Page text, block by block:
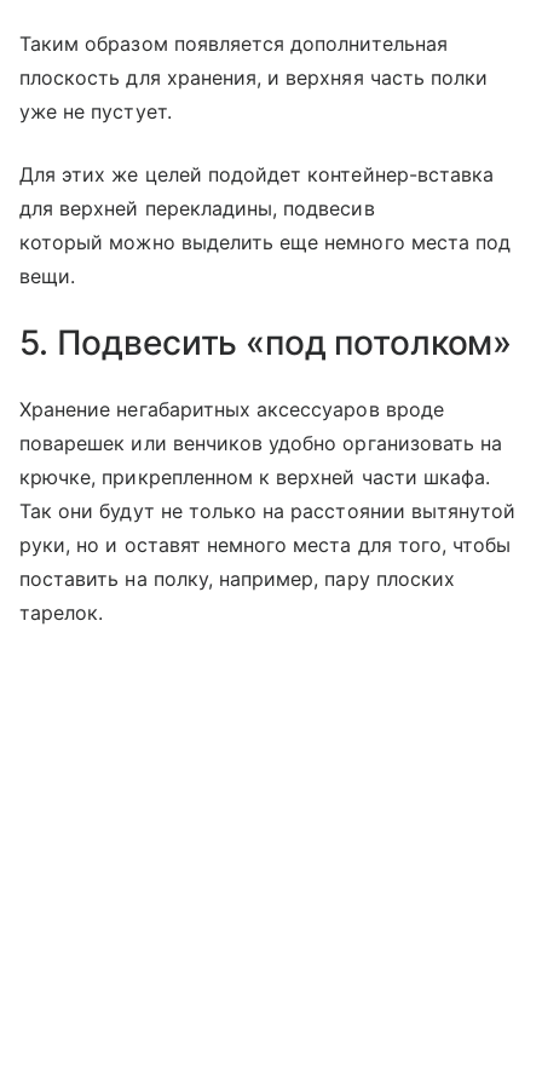
Таким образом появляется дополнительная
плоскость для хранения, и верхняя часть полки
уже не пустует.
Для этих же целей подойдет контейнер-вставка
для верхней перекладины, подвесив
который можно выделить еще немного места под
вещи.
5. Подвесить «под потолком»
Хранение негабаритных аксессуаров вроде
поварешек или венчиков удобно организовать на
крючке, прикрепленном к верхней части шкафа.
Так они будут не только на расстоянии вытянутой
руки, но и оставят немного места для того, чтобы
поставить на полку, например, пару плоских
тарелок.